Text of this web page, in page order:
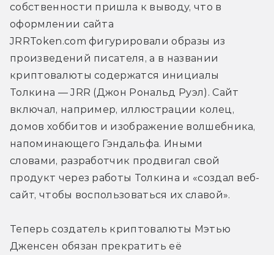
собственности пришла к выводу, что в
оформлении сайта
JRRToken.com фигурировали образы из
произведений писателя, а в названии
криптовалюты содержатся инициалы
Толкина — JRR (Джон Рональд Руэл). Сайт
включал, например, иллюстрации колец,
домов хоббитов и изображение волшебника,
напоминающего Гэндальфа. Иными
словами, разработчик продвигал свой
продукт через работы Толкина и «создал веб-
сайт, чтобы воспользоваться их славой».
Теперь создатель криптовалюты Мэтью
Дженсен обязан прекратить её